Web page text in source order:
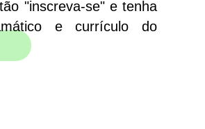
"inscreva-se" e tenha
e currículo do